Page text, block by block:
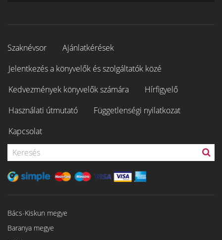
Szaknévsor
Ajánlatkérések
Jelentkezés a könyvelők és szolgáltatók közé
Kedvezmények könyvelők számára
Hírfigyelő
Használati útmutató
Függetlenségi nyilatkozat
Kapcsolat
Bács-Kiskun megye
Baranya megye